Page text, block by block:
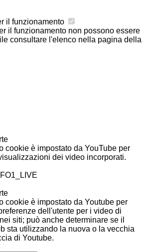
il funzionamento
il funzionamento non possono essere
consultare l'elenco nella pagina della
cookie è impostato da YouTube per
dei video incorporati.
cookie è impostato da Youtube per
dell'utente per i video di
siti; può anche determinare se il
sta utilizzando la nuova o la vecchia
di Youtube.